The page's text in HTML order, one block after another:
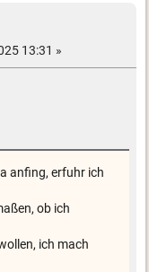
13:31 »
anfing, erfuhr ich
ob ich
ich mach